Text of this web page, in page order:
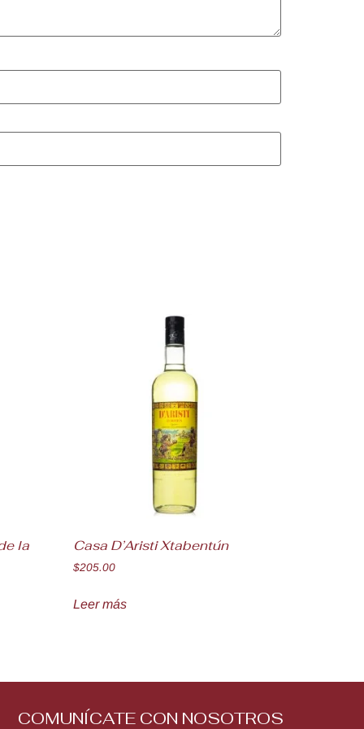
la Casa D’Aristi Xtabentún
$205.00
Leer más
COMUNÍCATE CON NOSOTROS